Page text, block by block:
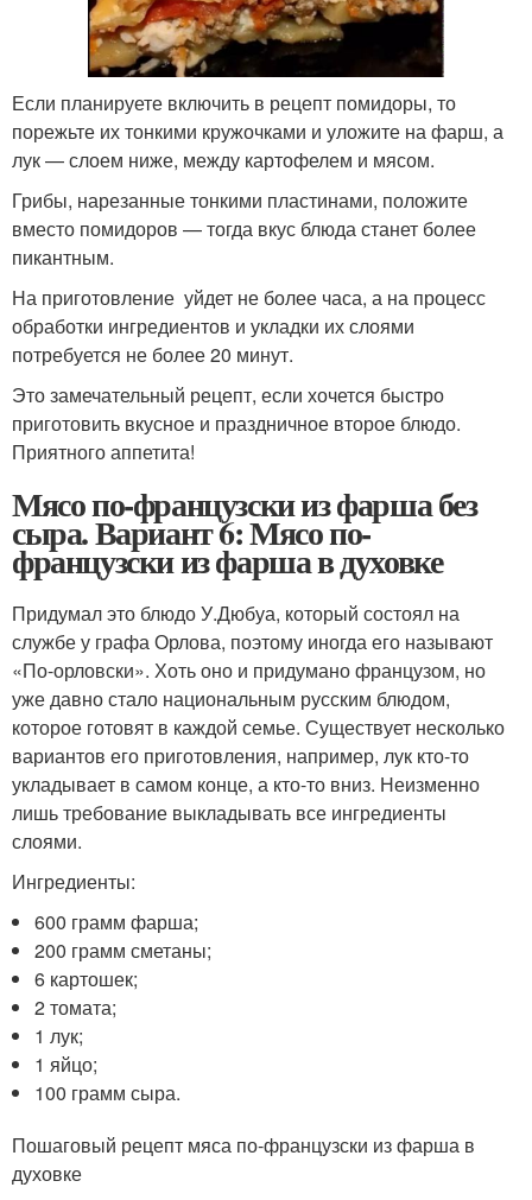
Если планируете включить в рецепт помидоры, то
порежьте их тонкими кружочками и уложите на фарш, а
лук — слоем ниже, между картофелем и мясом.
Грибы, нарезанные тонкими пластинами, положите
вместо помидоров — тогда вкус блюда станет более
пикантным.
На приготовление уйдет не более часа, а на процесс
обработки ингредиентов и укладки их слоями
потребуется не более 20 минут.
Это замечательный рецепт, если хочется быстро
приготовить вкусное и праздничное второе блюдо.
Приятного аппетита!
Мясо по-французски из фарша без
сыра. Вариант 6: Мясо по-
французски из фарша в духовке
Придумал это блюдо У.Дюбуа, который состоял на
службе у графа Орлова, поэтому иногда его называют
«По-орловски». Хоть оно и придумано французом, но
уже давно стало национальным русским блюдом,
которое готовят в каждой семье. Существует несколько
вариантов его приготовления, например, лук кто-то
укладывает в самом конце, а кто-то вниз. Неизменно
лишь требование выкладывать все ингредиенты
слоями.
Ингредиенты:
600 грамм фарша;
200 грамм сметаны;
6 картошек;
2 томата;
1 лук;
1 яйцо;
100 грамм сыра.
Пошаговый рецепт мяса по-французски из фарша в
духовке